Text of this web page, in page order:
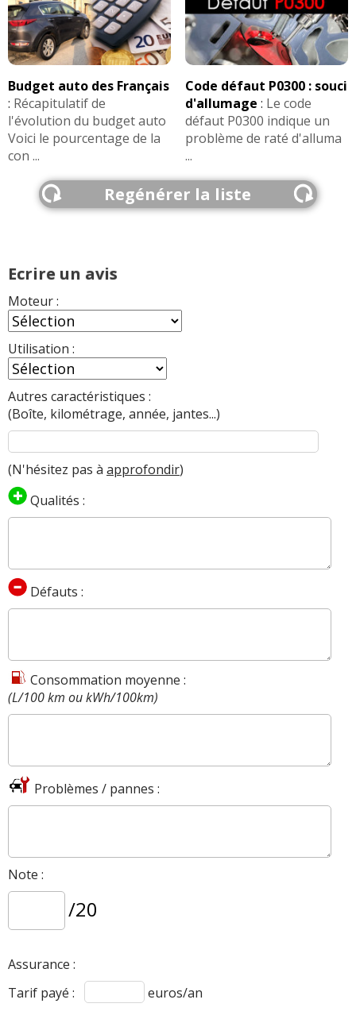
Budget auto des Français
: Récapitulatif de
l'évolution du budget auto
Voici le pourcentage de la
con ...
Code défaut P0300 : souci
d'allumage : Le code
défaut P0300 indique un
problème de raté d'alluma
...
Regénérer la liste
Ecrire un avis
Moteur :
Utilisation :
Autres caractéristiques :
(Boîte, kilométrage, année, jantes...)
(N'hésitez pas à approfondir)
Qualités :
Défauts :
Consommation moyenne :
(L/100 km ou kWh/100km)
Problèmes / pannes :
Note :
/20
Assurance :
Tarif payé :
euros/an